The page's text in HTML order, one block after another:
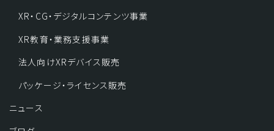
XR・CG・デジタルコンテンツ事業
XR教育・業務支援事業
法人向けXRデバイス販売
パッケージ・ライセンス販売
ニュース